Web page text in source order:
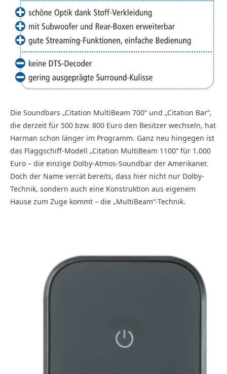
Die Soundbars „Citation MultiBeam 700“ und „Citation Bar“,
die derzeit für 500 bzw. 800 Euro den Besitzer wechseln, hat
Harman schon länger im Programm. Ganz neu hingegen ist
das Flaggschiff-Modell „Citation MultiBeam 1100“ für 1.000
Euro – die einzige Dolby-Atmos-Soundbar der Amerikaner.
Doch der Name verrät bereits, dass hier nicht nur Dolby-
Technik, sondern auch eine Konstruktion aus eigenem
Hause zum Zuge kommt – die „MultiBeam“-Technik.